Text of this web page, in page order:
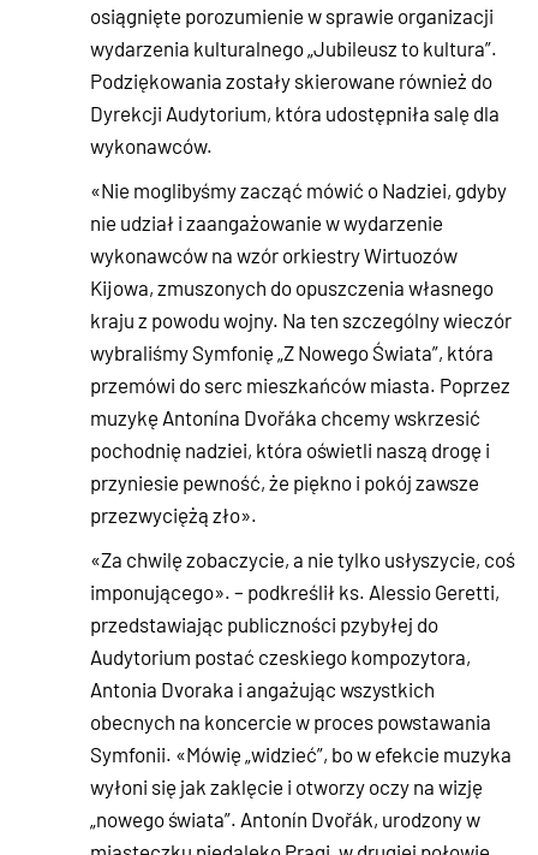
osiągnięte porozumienie w sprawie organizacji
wydarzenia kulturalnego „Jubileusz to kultura”.
Podziękowania zostały skierowane również do
Dyrekcji Audytorium, która udostępniła salę dla
wykonawców.
«Nie moglibyśmy zacząć mówić o Nadziei, gdyby
nie udział i zaangażowanie w wydarzenie
wykonawców na wzór orkiestry Wirtuozów
Kijowa, zmuszonych do opuszczenia własnego
kraju z powodu wojny. Na ten szczególny wieczór
wybraliśmy Symfonię „Z Nowego Świata”, która
przemówi do serc mieszkańców miasta. Poprzez
muzykę Antonína Dvořáka chcemy wskrzesić
pochodnię nadziei, która oświetli naszą drogę i
przyniesie pewność, że piękno i pokój zawsze
przezwyciężą zło».
«Za chwilę zobaczycie, a nie tylko usłyszycie, coś
imponującego». – podkreślił ks. Alessio Geretti,
przedstawiając publiczności pzybyłej do
Audytorium postać czeskiego kompozytora,
Antonia Dvoraka i angażując wszystkich
obecnych na koncercie w proces powstawania
Symfonii. «Mówię „widzieć”, bo w efekcie muzyka
wyłoni się jak zaklęcie i otworzy oczy na wizję
„nowego świata”. Antonín Dvořák, urodzony w